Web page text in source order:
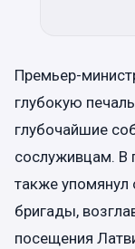
Премьер-
глубокую
глубочайшие
сослуживцам. В
также упомянул
бригады,
посещения